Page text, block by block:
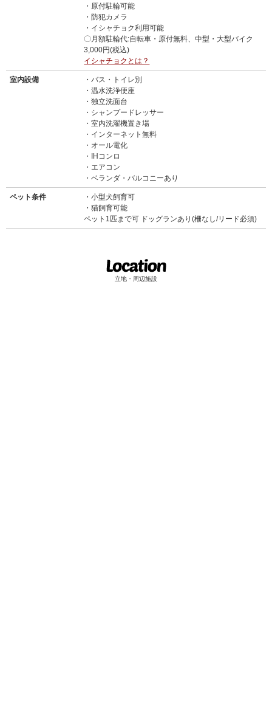
原付駐輪可能
防犯カメラ
イシャチョク利用可能
〇月額駐輪代:自転車・原付無料、中型・大型バイク
3,000円(税込)
イシャチョクとは？
室内設備
バス・トイレ別
温水洗浄便座
独立洗面台
シャンプードレッサー
室内洗濯機置き場
インターネット無料
オール電化
IHコンロ
エアコン
ベランダ・バルコニーあり
ペット条件
小型犬飼育可
猫飼育可能
ペット1匹まで可 ドッグランあり(柵なし/リード必須)
立地・周辺施設